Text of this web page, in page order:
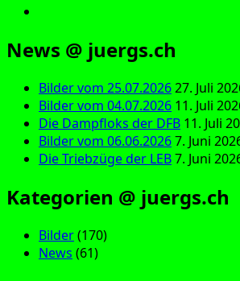
News @ juergs.ch
Bilder vom 25.07.202627. Juli
Bilder vom 04.07.2026 11. Juli
Die Dampfloks der DFB 11. Juli
Bilder vom 06.06.20267. Juni
Die Triebzüge der LEB7. Juni
Kategorien @ juergs.ch
Bilder(170)
News (61)